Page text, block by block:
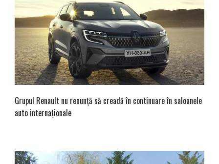
Grupul Renault nu renunță să creadă în continuare în saloanele
auto internaționale